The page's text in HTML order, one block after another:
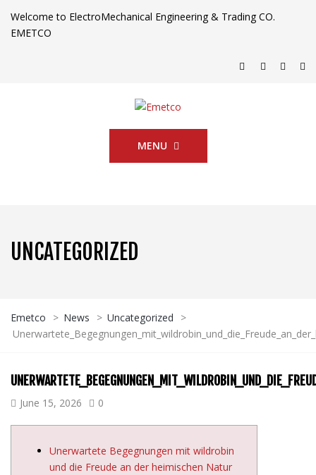
Welcome to ElectroMechanical Engineering & Trading CO.
EMETCO
MENU
UNCATEGORIZED
Emetco > News > Uncategorized
>
June 15, 2026 0
Unerwartete Begegnungen mit wildrobin
und die Freude an der heimischen Natur